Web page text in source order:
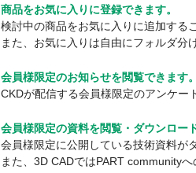
商品をお気に入りに登録できます。
検討中の商品をお気に入りに追加する
また、お気に入りは自由にフォルダ
会員様限定のお知らせを閲覧できます
CKDが配信する会員様限定のアンケー
会員様限定の資料を閲覧・ダウンロー
会員様限定に公開している技術資料が
また、3D CADではPART community